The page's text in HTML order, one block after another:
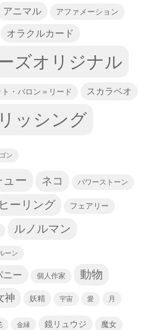
アニマル アファメーション
オラクルカード
ズオリジナル
ト・バロン＝リード スカラベオ
ッシング
ン
ュー ネコ パワーストーン
ヒーリング フェアリー
ルノルマン
ルーン
ニー 個人作家 動物
神 妖精 宇宙 愛 月
金縁 鏡リュウジ 魔女